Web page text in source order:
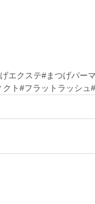
エクステ#まつげパー
ト#フラットラッシュ